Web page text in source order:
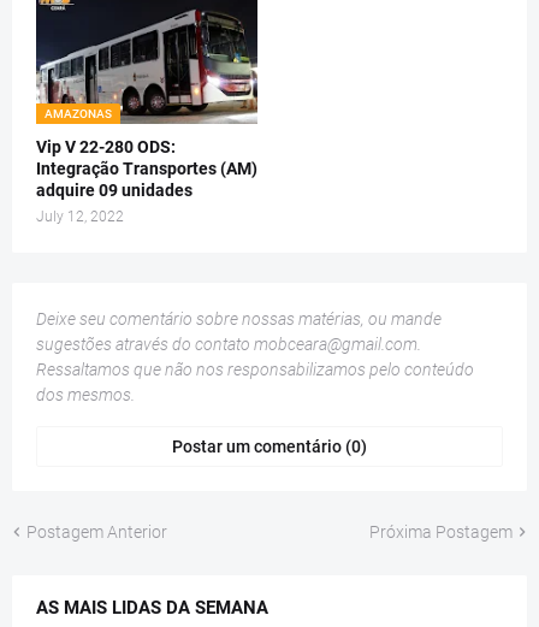
AMAZONAS
Vip V 22-280 ODS:
Integração Transportes (AM)
adquire 09 unidades
July 12, 2022
Deixe seu comentário sobre nossas matérias, ou mande
sugestões através do contato mobceara@gmail.com
Ressaltamos que não nos responsabilizamos pelo conteúdo
dos mesmos.
Postar um comentário (0)
Postagem Anterior Próxima Postagem
AS MAIS LIDAS DA SEMANA